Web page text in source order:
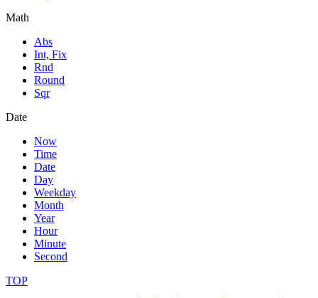
Math
Abs
Int, Fix
Rnd
Round
Sqr
Date
Now
Time
Date
Day
Weekday
Month
Year
Hour
Minute
Second
TOP